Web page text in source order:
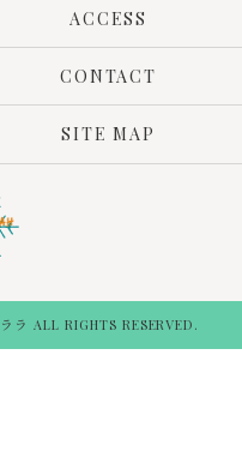
ACCESS
CONTACT
SITE MAP
ラ ALL RIGHTS RESERVED.